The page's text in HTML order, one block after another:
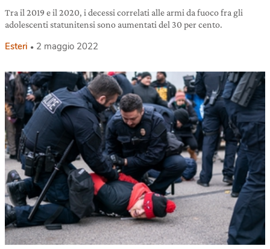
Tra il 2019 e il 2020, i decessi correlati alle armi da fuoco fra gli
adolescenti statunitensi sono aumentati del 30 per cento.
Esteri 2 maggio 2022